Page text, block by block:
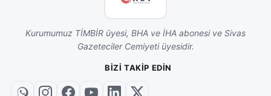
Kurumumuz TİMBİR üyesi, BHA ve İHA abonesi ve Sivas
Gazeteciler Cemiyeti üyesidir.
BIZI TAKIP EDIN